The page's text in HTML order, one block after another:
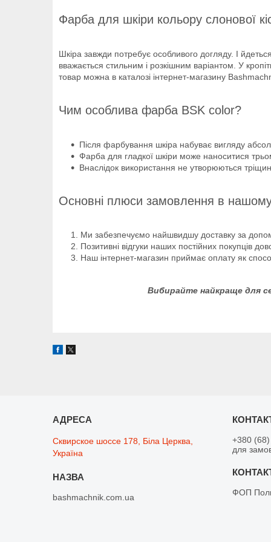
Фарба для шкіри кольору слонової
Шкіра завжди потребує особливого догляду. І
вважається стильним і розкішним варіантом. У
товар можна в каталозі інтернет-магазину
Чим особлива фарба BSK color?
Після фарбування шкіра набуває вигляду
Фарба для гладкої шкіри може наноситися
Внаслідок використання не утворюються
Основні плюси замовлення в нашому
Ми забезпечуємо найшвидшу доставку за
Позитивні відгуки наших постійних покупців
Наш інтернет-магазин приймає оплату як
Вибирайте найкраще для
Сквирское шоссе 178, Біла Церква,
Україна
bashmachnik.com.ua
+380
для
ФОП